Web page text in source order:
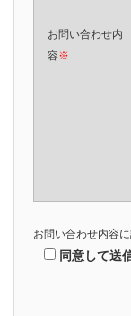
お問い合わせ内
容※
お問い合わせ内容
同意して送